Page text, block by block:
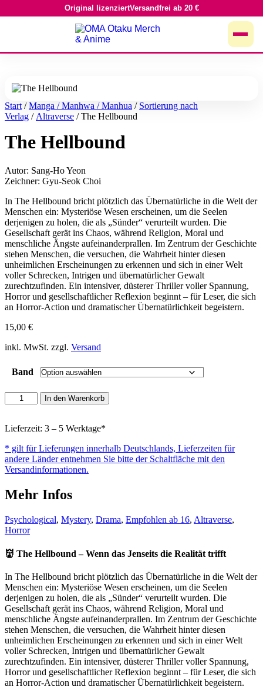
Inhalt
Original lizenziertVersandfrei ab 20 €
Start /Manga / Manhwa / Manhua / Sortierung nach
Verlag / Altraverse / The Hellbound
The Hellbound
Autor: Sang-Ho Yeon
Zeichner: Gyu-Seok Choi
In The Hellbound bricht plötzlich das Übernatürliche in die Welt der
Menschen ein: Mysteriöse Wesen erscheinen, um die Seelen
derjenigen zu holen, die als „Sünder“ verurteilt wurden. Die
Gesellschaft gerät ins Chaos, während Religion, Moral und
menschliche Ängste aufeinanderprallen. Im Zentrum der Geschichte
stehen Menschen, die versuchen, die Wahrheit hinter diesen
unheimlichen Erscheinungen zu erkennen und sich in einer Welt
voller Schrecken, Intrigen und übernatürlicher Gewalt
zurechtzufinden. Ein intensiver, düsterer Thriller voller Spannung,
Horror und gesellschaftlicher Reflexion beginnt – für Leser, die sich
an Horror-Action und dramatischer Übernatürlichkeit begeistern.
15,00 €
inkl. MwSt. zzgl. Versand
Band
Hellbound
In den Warenkorb
Lieferzeit: 3 – 5 Werktage*
* gilt für Lieferungen innerhalb Deutschlands, Lieferzeiten für
andere Länder entnehmen Sie bitte der Schaltfläche mit den
Versandinformationen.
Mehr Infos
Psychological, Mystery, Drama, Empfohlen ab 16, Altraverse,
Horror
👹 The Hellbound – Wenn das Jenseits die Realität trifft
In The Hellbound bricht plötzlich das Übernatürliche in die Welt der
Menschen ein: Mysteriöse Wesen erscheinen, um die Seelen
derjenigen zu holen, die als „Sünder“ verurteilt wurden. Die
Gesellschaft gerät ins Chaos, während Religion, Moral und
menschliche Ängste aufeinanderprallen. Im Zentrum der Geschichte
stehen Menschen, die versuchen, die Wahrheit hinter diesen
unheimlichen Erscheinungen zu erkennen und sich in einer Welt
voller Schrecken, Intrigen und übernatürlicher Gewalt
zurechtzufinden. Ein intensiver, düsterer Thriller voller Spannung,
Horror und gesellschaftlicher Reflexion beginnt – für Leser, die sich
an Horror-Action und dramatischer Übernatürlichkeit begeistern.